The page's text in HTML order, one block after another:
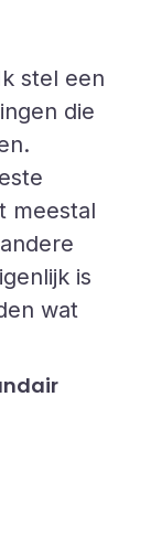
stel een
die
meestal
is
wat